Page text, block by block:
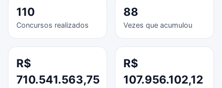
110
Concursos realizados
88
Vezes que acumulou
R$
710.541.563,75
R$
107.956.102,12